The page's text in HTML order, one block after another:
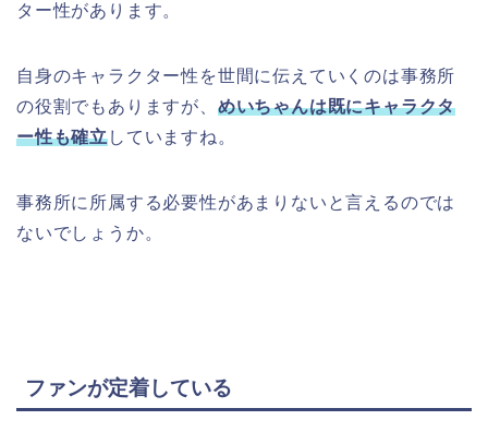
ター性があります。
自身のキャラクター性を世間に伝えていくのは事務所
の役割でもありますが、 めいちゃんは既にキャラクタ
ー性も確立していますね。
事務所に所属する必要性があまりないと言えるのでは
ないでしょうか。
ファンが定着している